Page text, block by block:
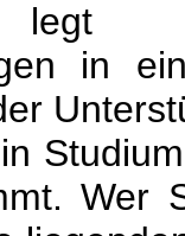
legt
in
Wer